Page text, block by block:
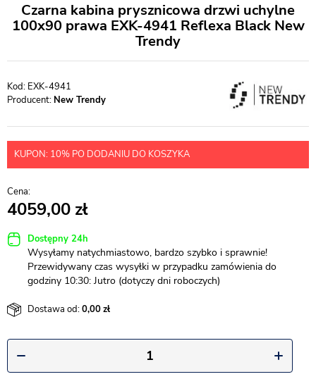
Czarna kabina prysznicowa drzwi uchylne
100x90 prawa EXK-4941 Reflexa Black New
Trendy
EXK-4941
Producent: New Trendy
KUPON: 10% PO DODANIU DO KOSZYKA
4059,00
Dostępny 24h
Wysyłamy natychmiastowo, bardzo szybko i sprawnie!
Przewidywany czas wysyłki w przypadku zamówienia do
godziny 10:30: Jutro (dotyczy dni roboczych)
Dostawa od:0,00